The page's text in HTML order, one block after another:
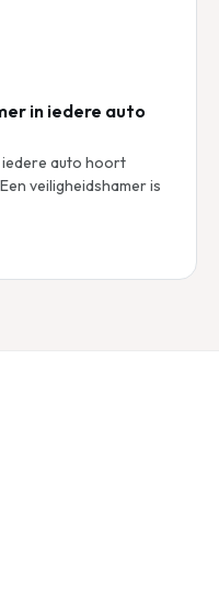
in iedere auto
iedere auto hoort
veiligheidshamer is